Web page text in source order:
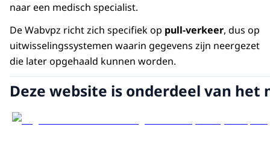
naar een medisch specialist.
De Wabvpz richt zich specifiek op pull-verkeer, dus op
uitwisselingssystemen waarin gegevens zijn neergezet
die later opgehaald kunnen worden.
Deze website is onderdeel van